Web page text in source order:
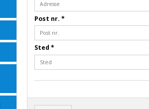
Post nr. *
Sted *